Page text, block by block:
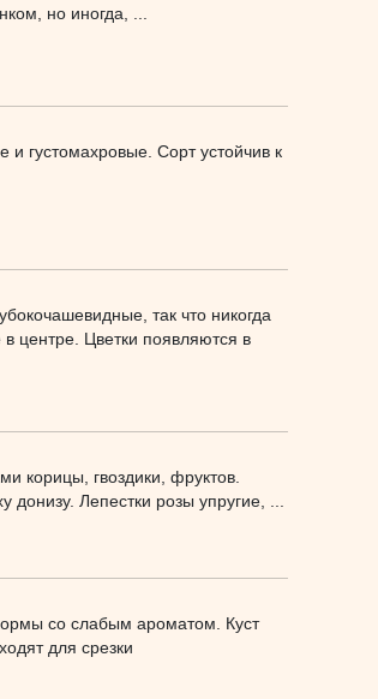
но иногда, ...
густомахровые. Сорт устойчив к
так что никогда
центре. Цветки появляются в
корицы, гвоздики, фруктов.
донизу. Лепестки розы упругие, ...
со слабым ароматом. Куст
для срезки